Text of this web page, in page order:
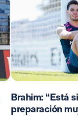
Brahim: “Está
preparación